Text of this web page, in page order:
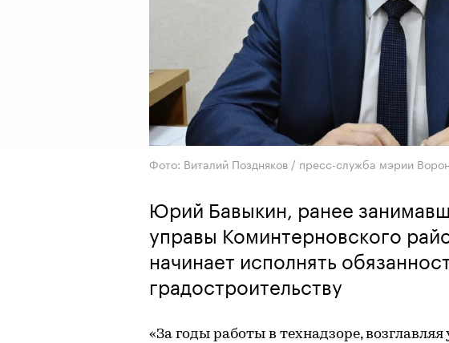
Фото: Виталий Поздняков / пресс-служба мэрии
Юрий Бавыкин, ранее
управы Коминтерновского
начинает исполнять
градостроительству
«За годы работы в технадзоре,